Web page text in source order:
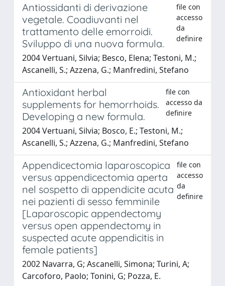
Antiossidanti di derivazione
vegetale. Coadiuvanti nel
trattamento delle emorroidi.
Sviluppo di una nuova formula.
file con
accesso
da
definire
2004 Vertuani, Silvia; Besco, Elena; Testoni, M.;
Ascanelli, S.; Azzena, G.; Manfredini, Stefano
Antioxidant herbal
supplements for hemorrhoids.
Developing a new formula.
file con
accesso da
definire
2004 Vertuani, Silvia; Bosco, E.; Testoni, M.;
Ascanelli, S.; Azzena, G.; Manfredini, Stefano
Appendicectomia laparoscopica
versus appendicectomia aperta
nel sospetto di appendicite acuta
nei pazienti di sesso femminile
[Laparoscopic appendectomy
versus open appendectomy in
suspected acute appendicitis in
female patients]
file con
accesso
da
definire
2002 Navarra, G; Ascanelli, Simona; Turini, A;
Carcoforo, Paolo; Tonini, G; Pozza, E.